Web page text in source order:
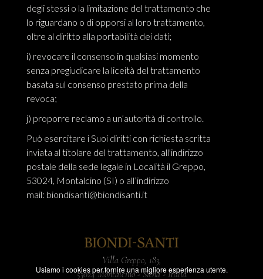
degli stessi o la limitazione del trattamento che
lo riguardano o di opporsi al loro trattamento,
oltre al diritto alla portabilità dei dati;
i) revocare il consenso in qualsiasi momento
senza pregiudicare la liceità del trattamento
basata sul consenso prestato prima della
revoca;
j) proporre reclamo a un’autorità di controllo.
Può esercitare i Suoi diritti con richiesta scritta
inviata al titolare del trattamento, all'indirizzo
postale della sede legale in Località il Greppo,
53024, Montalcino (SI) o all’indirizzo
mail: biondisanti@biondisanti.it
Villa Greppo, 183,
53024 Montalcino - Siena - Italia
Usiamo i cookies per fornire una migliore esperienza utente.